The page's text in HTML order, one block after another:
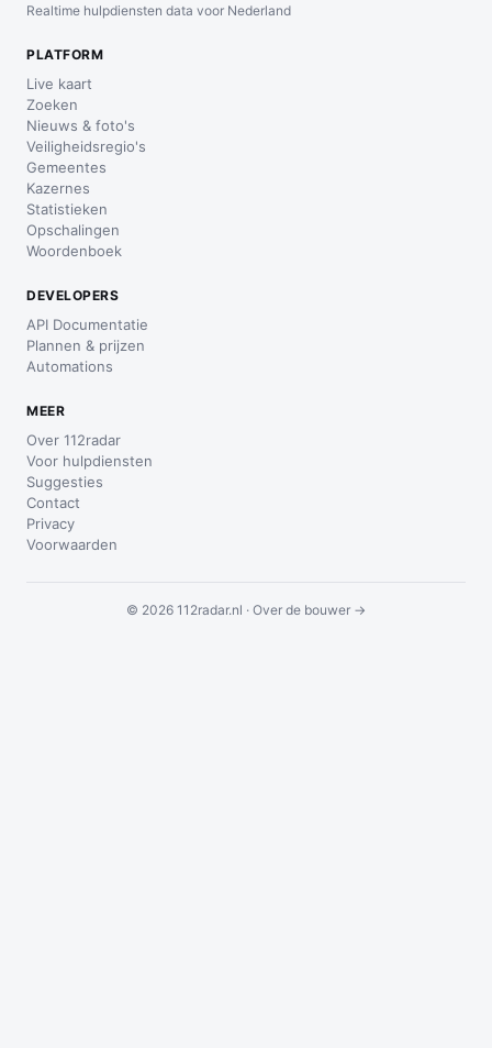
Realtime hulpdiensten data voor Nederland
PLATFORM
Live kaart
Zoeken
Nieuws & foto's
Veiligheidsregio's
Gemeentes
Kazernes
Statistieken
Opschalingen
Woordenboek
DEVELOPERS
API Documentatie
Plannen & prijzen
Automations
MEER
Over 112radar
Voor hulpdiensten
Suggesties
Contact
Privacy
Voorwaarden
© 2026 112radar.nl · Over de bouwer →